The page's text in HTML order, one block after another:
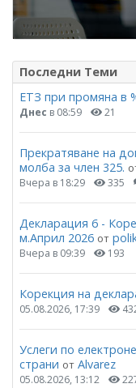
Последни Теми
ЕТЗ при промяна в
Днес в 08:59 21
Прекратяване на
молба за член 325.
Вчера в 18:29 335
Декларация 6 -
м.Април 2026 от
Вчера в 09:39 193
Корекция на
05.08.2026, 17:39
Услеги по
страни от Alvarez
05.08.2026, 13:12